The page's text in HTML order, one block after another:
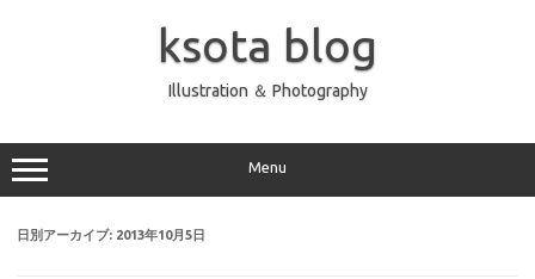
ッ
プ
ksota blog
Illustration ＆ Photography
Menu
日別アーカイブ: 2013年10月5日